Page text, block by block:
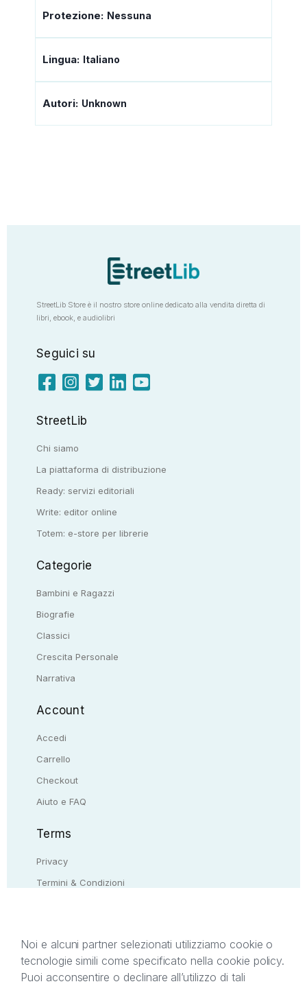
Protezione: Nessuna
Lingua: Italiano
Autori: Unknown
StreetLib Store è il nostro store online dedicato alla vendita diretta di
libri, ebook, e audiolibri
Seguici su
StreetLib
Chi siamo
La piattaforma di distribuzione
Ready: servizi editoriali
Write: editor online
Totem: e-store per librerie
Categorie
Bambini e Ragazzi
Biografie
Classici
Crescita Personale
Narrativa
Account
Accedi
Carrello
Checkout
Aiuto e FAQ
Terms
Privacy
Termini & Condizioni
Il presente sito web è di proprietà di StreetLib S.r.l.
Noi e alcuni partner selezionati utilizziamo cookie o
tecnologie simili come specificato nella cookie policy.
Puoi acconsentire o declinare all’utilizzo di tali